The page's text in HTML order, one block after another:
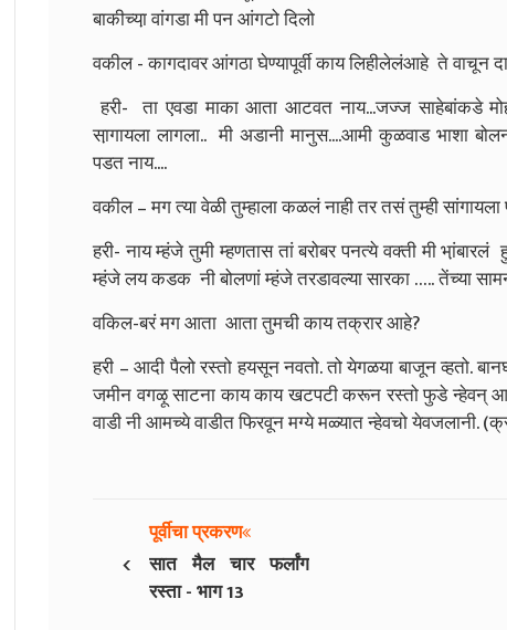
बाकीच्या़ वांगडा मी पन आंगटो दिलो
वकील - कागदावर आंगठा घेण्यापूर्वी काय लिहीलेलंआहे ते वाचून
हरी- ता एवडा माका आता आटवत नाय...जज्ज साहेबांकडे
सा़गायला लागला.. मी अडानी मानुस....आमी कुळवाड भाशा
पडत नाय....
वकील – मग त्या वेळी तुम्हाला कळलं नाही तर तसं तुम्ही सांगायला
हरी- नाय म्हंजे तुमी म्हणतास तां बरोबर पनत्ये वक्ती मी
म्हंजे लय कडक नी बोलणां म्हंजे तरडावल्या सारका ….. तेंच्या
वकिल-बरं मग आता आता तुमची काय तक्रार आहे?
हरी – आदी पैलो रस्तो हयसून नवतो. तो येगळया बाजून व्हतो.
जमीन वगऴू साटना काय काय खटपटी करून रस्तो फुडे न्हेवन्
वाडी नी आमच्ये वाडीत फिरवून मग्ये मळ्यात न्हेवचो येवजलानी.
‹
पूर्वीचा प्रकरण
सात मैल चार फर्लांग
रस्ता - भाग 13